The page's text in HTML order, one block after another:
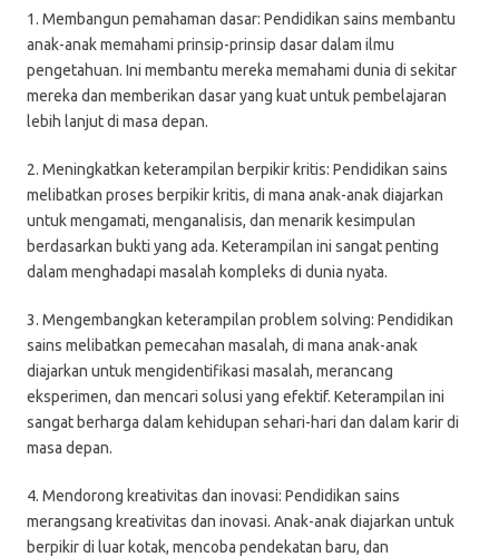
1. Membangun pemahaman dasar: Pendidikan sains membantu
anak-anak memahami prinsip-prinsip dasar dalam ilmu
pengetahuan. Ini membantu mereka memahami dunia di sekitar
mereka dan memberikan dasar yang kuat untuk pembelajaran
lebih lanjut di masa depan.
2. Meningkatkan keterampilan berpikir kritis: Pendidikan sains
melibatkan proses berpikir kritis, di mana anak-anak diajarkan
untuk mengamati, menganalisis, dan menarik kesimpulan
berdasarkan bukti yang ada. Keterampilan ini sangat penting
dalam menghadapi masalah kompleks di dunia nyata.
3. Mengembangkan keterampilan problem solving: Pendidikan
sains melibatkan pemecahan masalah, di mana anak-anak
diajarkan untuk mengidentifikasi masalah, merancang
eksperimen, dan mencari solusi yang efektif. Keterampilan ini
sangat berharga dalam kehidupan sehari-hari dan dalam karir di
masa depan.
4. Mendorong kreativitas dan inovasi: Pendidikan sains
merangsang kreativitas dan inovasi. Anak-anak diajarkan untuk
berpikir di luar kotak, mencoba pendekatan baru, dan